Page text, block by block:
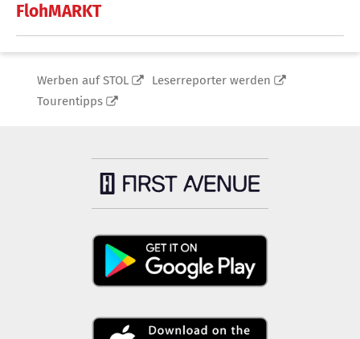
FlohMARKT
Werben auf STOL
Leserreporter werden
Tourentipps